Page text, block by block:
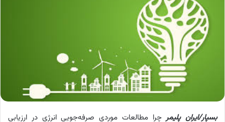
بسپار/ایران پلیمرچرا مطالعات موردی صرفه‌جویی انرژی در ارزیابی